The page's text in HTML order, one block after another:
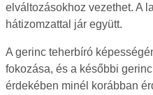
elváltozásokhoz vezethet. A
hátizomzattal jár együtt.
A gerinc teherbíró
fokozása, és a későbbi
érdekében minél korábban